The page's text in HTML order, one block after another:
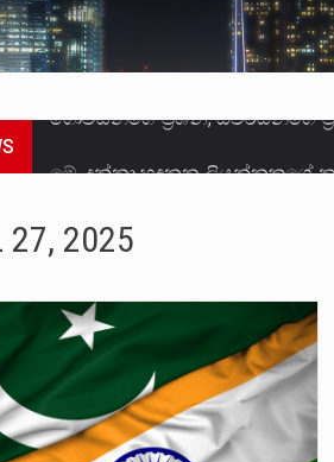
සංවිධානාත්මක අපරාධකරුවකු
උපරිමාධිකරණ
බන්ධනාගාර රැදවියන් 1,021
මහර බන්ධනාගාරයේ අද ඇතිවූ
27, 2025